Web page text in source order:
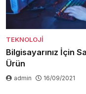
TEKNOLOJI
Bilgisayarınız İçin
Ürün
admin 16/09/2021